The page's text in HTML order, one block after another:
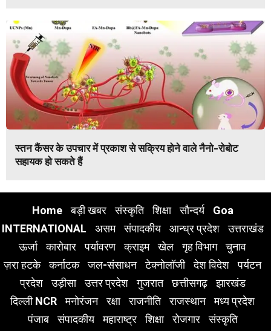
स्तन कैंसर के उपचार में प्रकाश से सक्रिय होने वाले नैनो-रोबोट
सहायक हो सकते हैं
Home बड़ी खबर संस्कृति शिक्षा सौन्दर्य
Goa
INTERNATIONAL
असम संपादकीय आन्ध्र प्रदेश
उत्तराखंड
ऊर्जा
कारोबार पर्यावरण क्राइम खेल गृह विभाग
चुनाव
ज़रा हटके
कर्नाटक जल-संसाधन टेक्नोलॉजी देश विदेश
पर्यटन
प्रदेश
उड़ीसा उत्तर प्रदेश गुजरात छत्तीसगढ़
झारखंड
दिल्ली NCR
मनोरंजन रक्षा राजनीति राजस्थान
मध्य प्रदेश
पंजाब
संपादकीय महाराष्ट्र शिक्षा रोजगार संस्कृति